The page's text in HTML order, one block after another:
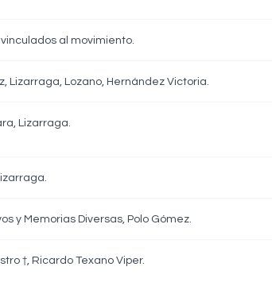
al movimiento.
Lizarraga, Lozano, Hernández Victoria.
Lizarraga.
y Memorias Diversas, Polo Gómez.
†, Ricardo Texano Viper.